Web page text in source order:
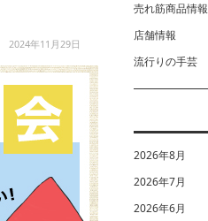
2024年11月29日
売れ筋商品情報
店舗情報
流行りの手芸
2026年8月
2026年7月
2026年6月